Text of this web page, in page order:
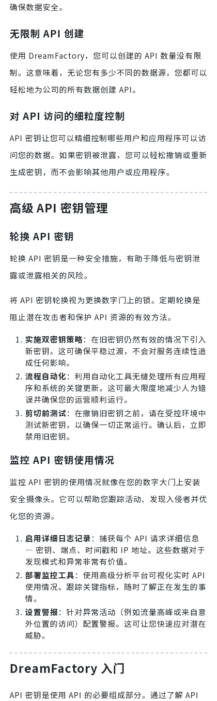
确保数据安全。
无限制 API 创建
使用 DreamFactory，您可以创建的 API 数量没有限
制。这意味着，无论您有多少不同的数据源，您都可以
轻松地为公司的所有数据创建 API。
对 API 访问的细粒度控制
API 密钥让您可以精细控制哪些用户和应用程序可以访
问您的数据。如果密钥被泄露，您可以轻松撤销或重新
生成密钥，而不会影响其他用户或应用程序。
高级 API 密钥管理
轮换 API 密钥
轮换 API 密钥是一种安全措施，有助于降低与密钥泄
露或泄露相关的风险。
将 API 密钥轮换视为更换数字门上的锁。定期轮换是
阻止潜在攻击者和保护 API 资源的有效方法。
实施双密钥策略：在旧密钥仍然有效的情况下引入
新密钥。这可确保平稳过渡，不会对服务连续性造
成任何影响。
流程自动化：利用自动化工具无缝处理所有应用程
序和系统的关键更新。这可最大限度地减少人为错
误并确保您的运营顺利运行。
剪切前测试：在撤销旧密钥之前，请在受控环境中
测试新密钥，以确保一切正常运行。确认后，立即
禁用旧密钥。
监控 API 密钥使用情况
监控 API 密钥的使用情况就像在您的数字大门上安装
安全摄像头。它可以帮助您跟踪活动、发现入侵者并优
化您的资源。
启用详细日志记录：捕获每个 API 请求详细信息
— 密钥、端点、时间戳和 IP 地址。这些数据对于
发现模式和异常非常有价值。
部署监控工具：使用高级分析平台可视化实时 API
使用情况。跟踪关键指标，随时了解正在发生的事
情。
设置警报：针对异常活动（例如流量高峰或来自意
外位置的访问）配置警报。这可让您快速应对潜在
威胁。
DreamFactory 入门
API 密钥是使用 API 的必要组成部分。通过了解 API